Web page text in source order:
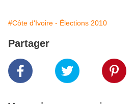
#Côte d'Ivoire - Élections 2010
Partager